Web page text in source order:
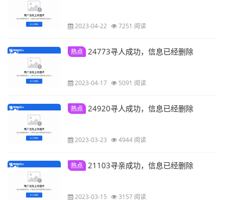
2023-04-22 7251 阅读
热点 24773寻人成功，信息已经删除
2023-04-17 5091 阅读
热点 24920寻人成功，信息已经删除
2023-03-23 4944 阅读
热点 21103寻亲成功，信息已经删除
2023-03-15 3157 阅读